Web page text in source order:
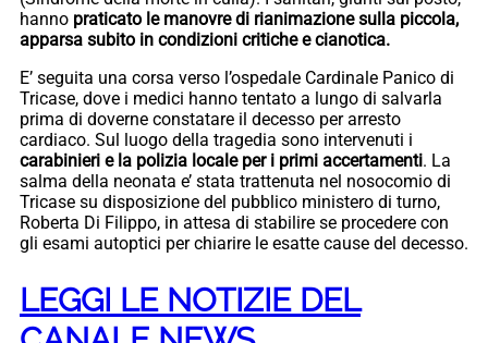
hanno praticato le manovre di rianimazione sulla piccola,
apparsa subito in condizioni critiche e cianotica.
E’ seguita una corsa verso l’ospedale Cardinale Panico di
Tricase, dove i medici hanno tentato a lungo di salvarla
prima di doverne constatare il decesso per arresto
cardiaco. Sul luogo della tragedia sono intervenuti i
carabinieri e la polizia locale per i primi accertamenti. La
salma della neonata e’ stata trattenuta nel nosocomio di
Tricase su disposizione del pubblico ministero di turno,
Roberta Di Filippo, in attesa di stabilire se procedere con
gli esami autoptici per chiarire le esatte cause del decesso.
LEGGI LE NOTIZIE DEL